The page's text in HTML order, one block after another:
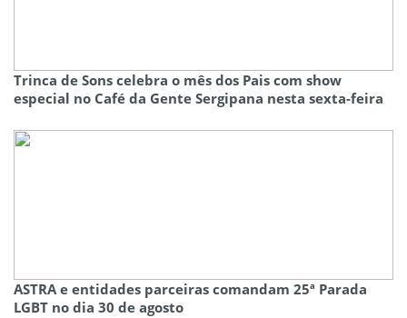
Trinca de Sons celebra o mês dos Pais com show
especial no Café da Gente Sergipana nesta sexta-feira
ASTRA e entidades parceiras comandam 25ª Parada
LGBT no dia 30 de agosto